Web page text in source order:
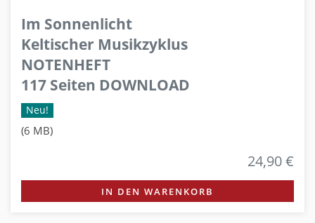
Im Sonnenlicht
Keltischer Musikzyklus
NOTENHEFT
117 Seiten DOWNLOAD
Neu!
(6 MB)
24,90 €
IN DEN WARENKORB